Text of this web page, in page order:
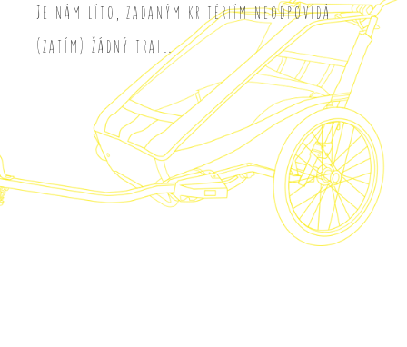
Je nám líto, zadaným kritériím neodpovídá
(zatím) žádný trail.